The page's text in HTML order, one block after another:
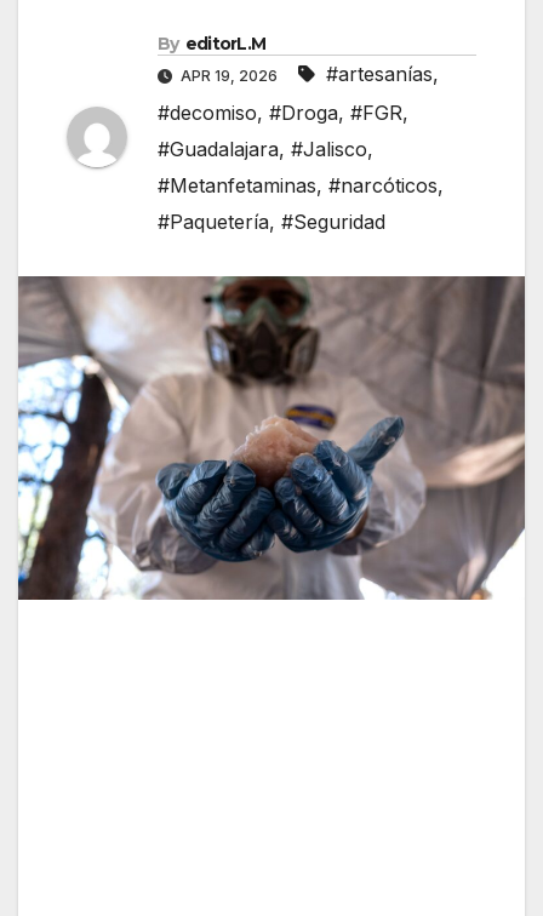
By editorL.M
APR 19, 2026 #artesanías,
#decomiso, #Droga, #FGR,
#Guadalajara, #Jalisco,
#Metanfetaminas, #narcóticos,
#Paquetería, #Seguridad